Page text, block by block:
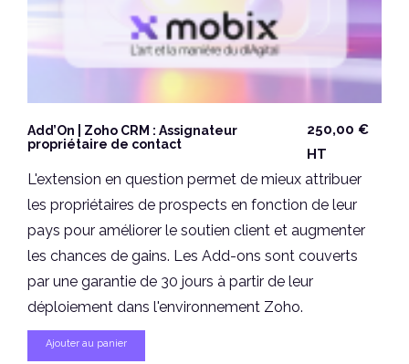
Add’On | Zoho CRM : Assignateur
propriétaire de contact
250,00 €
HT
L'extension en question permet de mieux attribuer
les propriétaires de prospects en fonction de leur
pays pour améliorer le soutien client et augmenter
les chances de gains. Les Add-ons sont couverts
par une garantie de 30 jours à partir de leur
déploiement dans l'environnement Zoho.
Ajouter au panier